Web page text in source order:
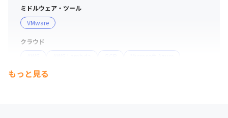
・モバイルアプリ連携を含むバックエンド開発
（Node.js｜GraphQL｜Firebase｜AWS｜認証基盤設
ミドルウェア・ツール
VMware
クラウド
サーバー・OS
もっと見る